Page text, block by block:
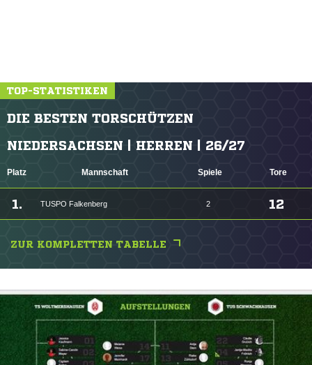
TOP-STATISTIKEN
DIE BESTEN TORSCHÜTZEN
NIEDERSACHSEN | HERREN | 26/27
Platz Mannschaft Spiele Tore
1. TUSPO Falkenberg 2 12
ZUR KOMPLETTEN TABELLE